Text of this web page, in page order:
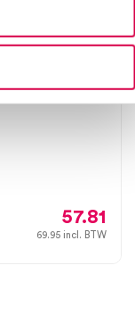
57.81
69.95 incl. BTW